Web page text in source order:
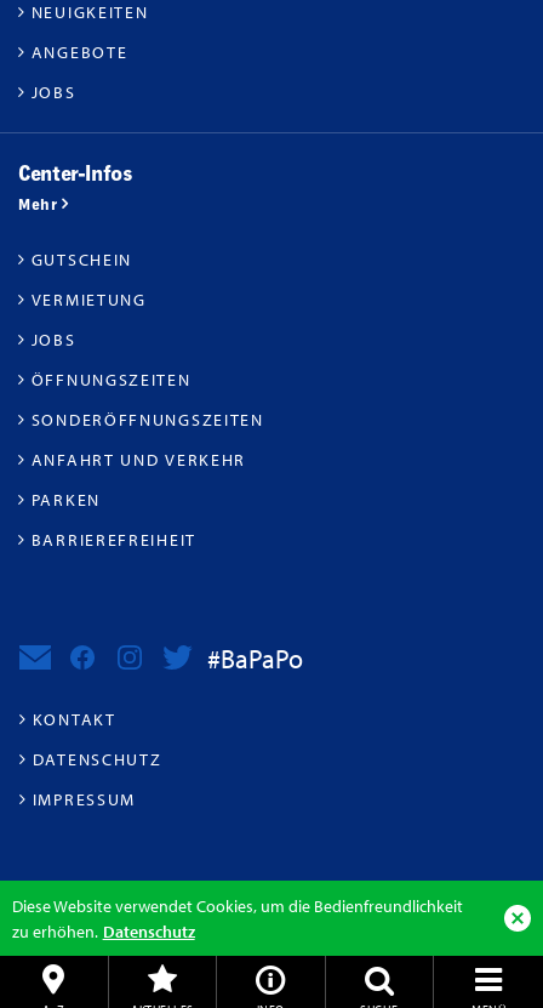
Diese Website verwendet Cookies, um die Bedienfreundlichkeit
zu erhöhen. Datenschutz
NEUIGKEITEN
ANGEBOTE
JOBS
Center-Infos
Mehr
GUTSCHEIN
VERMIETUNG
JOBS
ÖFFNUNGSZEITEN
SONDERÖFFNUNGSZEITEN
ANFAHRT UND VERKEHR
PARKEN
BARRIEREFREIHEIT
#BaPaPo
KONTAKT
DATENSCHUTZ
IMPRESSUM